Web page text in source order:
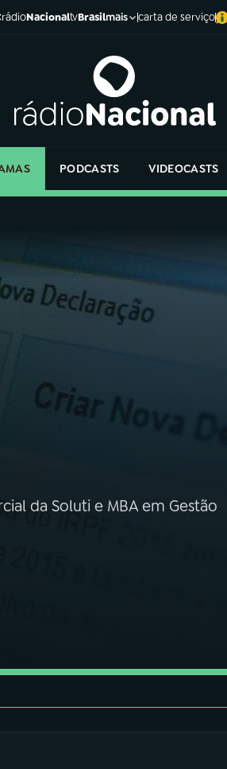
rádioNacionaltvBrasilmais carta de serviço
PODCASTS VIDEOCASTS
da Soluti e MBA em Gestão